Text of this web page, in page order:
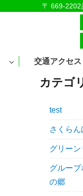
〒 669-2202
交通アクセス
カテゴ
test
さくらん
グリーン
グループ
の郷